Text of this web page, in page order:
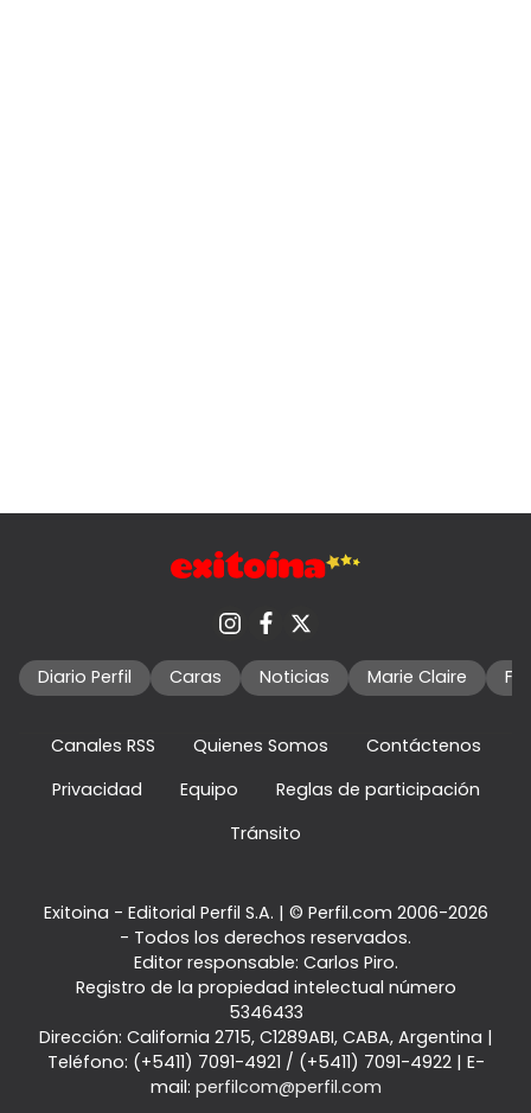
Diario Perfil Caras Noticias Marie Claire
Canales RSS Quienes Somos
Contáctenos
Privacidad
Equipo
Reglas de participación
Tránsito
Exitoina - Editorial Perfil S.A. | © Perfil.com 2006-2026
- Todos los derechos reservados.
Editor responsable: Carlos Piro.
Registro de la propiedad intelectual número
5346433
Dirección: California 2715, C1289ABI, CABA, Argentina |
Teléfono: (+5411) 7091-4921 / (+5411) 7091-4922| E-
mail: perfilcom@perfil.com